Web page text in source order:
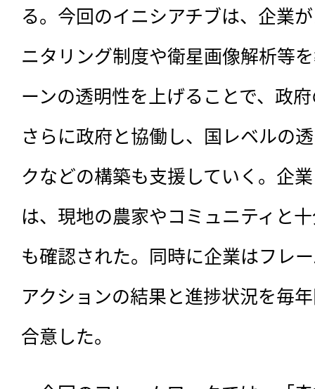
る。今回のイニシアチブは、企業
ニタリング制度や衛星画像解析等
ーンの透明性を上げることで、政
さらに政府と協働し、国レベルの
クなどの構築も支援していく。企
は、現地の農家やコミュニティと
も確認された。同時に企業はフレ
アクションの結果と進捗状況を毎
合意した。